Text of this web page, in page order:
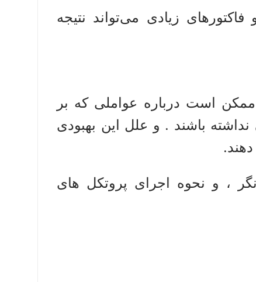
زیادی می‌تواند نتیجه
است درباره عواملی که بر
نداشته باشند . و علل این بهبودی
، و نحوه اجرای پروتکل های